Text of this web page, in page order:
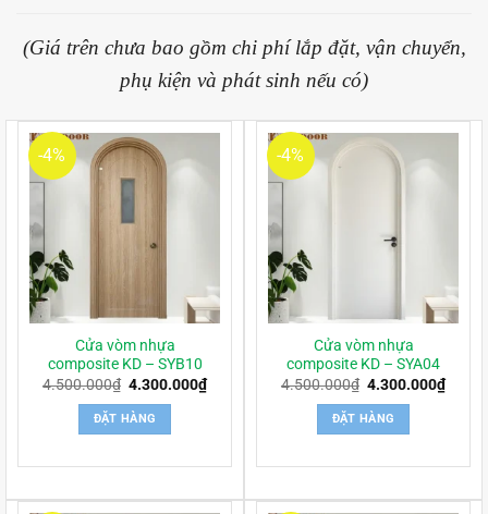
(Giá trên chưa bao gồm chi phí lắp đặt, vận chuyển,
phụ kiện và phát sinh nếu có)
-4%
Cửa vòm nhựa
composite KD – SYB10
4.500.000₫ Giá
là:
4.500.000₫.
4.300.000₫Giá
hiện
ĐẶT HÀNG
-4%
Cửa vòm nhựa
composite KD – SYA04
4.500.000₫ Giá
là:
4.500.000₫.
4.300.000₫Giá
hiện
ĐẶT HÀNG